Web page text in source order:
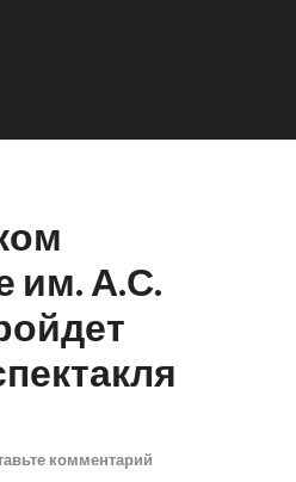
им. А.С.
комментарий